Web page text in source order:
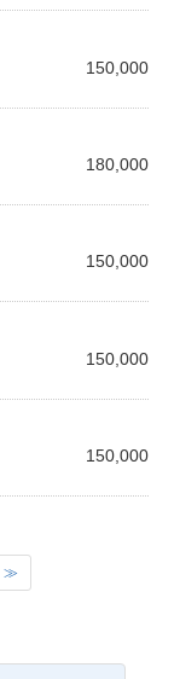
150,000
180,000
150,000
150,000
150,000
≫